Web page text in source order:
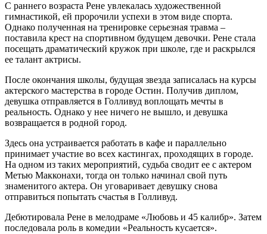
С раннего возраста Рене увлекалась художественной
гимнастикой, ей пророчили успехи в этом виде спорта.
Однако полученная на тренировке серьезная травма –
поставила крест на спортивном будущем девочки. Рене стала
посещать драматический кружок при школе, где и раскрылся
ее талант актрисы.
После окончания школы, будущая звезда записалась на курсы
актерского мастерства в городе Остин. Получив диплом,
девушка отправляется в Голливуд воплощать мечты в
реальность. Однако у нее ничего не вышло, и девушка
возвращается в родной город.
Здесь она устраивается работать в кафе и параллельно
принимает участие во всех кастингах, проходящих в городе.
На одном из таких мероприятий, судьба сводит ее с актером
Метью Макконахи, тогда он только начинал свой путь
знаменитого актера. Он уговаривает девушку снова
отправиться попытать счастья в Голливуд.
Дебютировала Рене в мелодраме «Любовь и 45 калибр». Затем
последовала роль в комедии «Реальность кусается».